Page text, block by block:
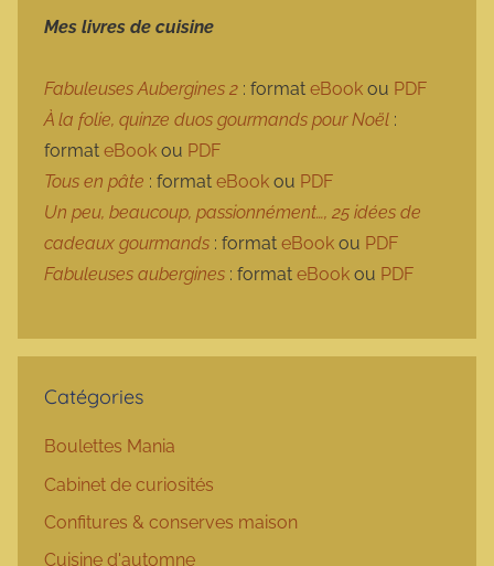
Mes livres de cuisine
Fabuleuses Aubergines 2 : format eBook ou PDF
À la folie, quinze duos gourmands pour Noël :
format eBook ou PDF
Tous en pâte : format eBook ou PDF
Un peu, beaucoup, passionnément…, 25 idées de
cadeaux gourmands : format eBook ou PDF
Fabuleuses aubergines : format eBook ou PDF
Catégories
Boulettes Mania
Cabinet de curiosités
Confitures & conserves maison
Cuisine d'automne